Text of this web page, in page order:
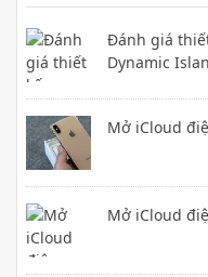
Đánh giá
Dynamic
Mở iCloud
Mở iCloud